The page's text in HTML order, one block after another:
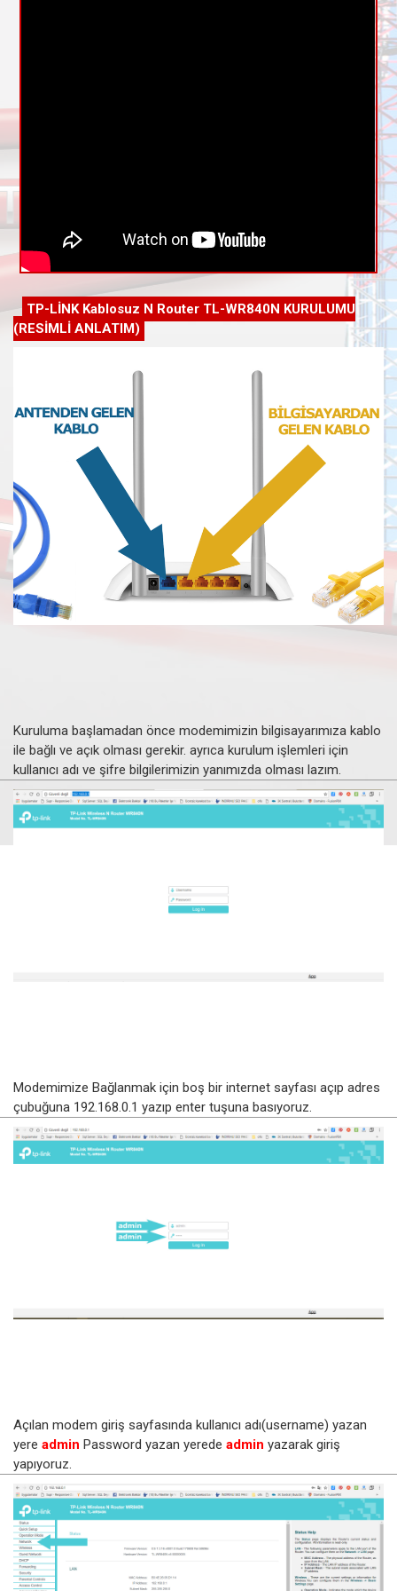
TP-LİNK Kablosuz N Router TL-WR840N KURULUMU
(RESİMLİ ANLATIM)
Kuruluma başlamadan önce modemimizin bilgisayarımıza kablo
ile bağlı ve açık olması gerekir. ayrıca kurulum işlemleri için
kullanıcı adı ve şifre bilgilerimizin yanımızda olması lazım.
Modemimize Bağlanmak için boş bir internet sayfası açıp adres
çubuğuna 192.168.0.1 yazıp enter tuşuna basıyoruz.
Açılan modem giriş sayfasında kullanıcı adı(username) yazan
yere admin Password yazan yerede admin yazarak giriş
yapıyoruz.